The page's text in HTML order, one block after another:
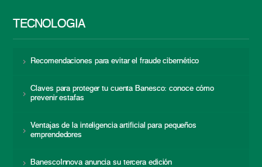
TECNOLOGÍA
Recomendaciones para evitar el fraude cibernético
Claves para proteger tu cuenta Banesco: conoce cómo
prevenir estafas
Ventajas de la inteligencia artificial para pequeños
emprendedores
BanescoInnova anuncia su tercera edición